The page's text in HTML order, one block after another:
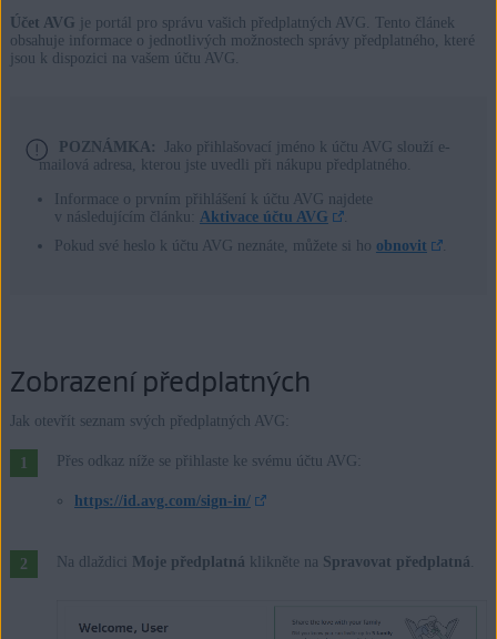
Produkty:
Všechny podporované operační systémy
Účet AVG je portál pro správu vašich předplatných AVG. Tento článek
obsahuje informace o jednotlivých možnostech správy předplatného, které
jsou k dispozici na vašem účtu AVG.
POZNÁMKA:
Jako přihlašovací jméno k účtu AVG slouží e-
mailová adresa, kterou jste uvedli při nákupu předplatného.
Informace o prvním přihlášení k účtu AVG najdete
v následujícím článku: Aktivace účtu AVG
.
Pokud své heslo k účtu AVG neznáte, můžete si ho obnovit .
Zobrazení předplatných
Jak otevřít seznam svých předplatných AVG:
Přes odkaz níže se přihlaste ke svému účtu AVG:
https://id.avg.com/sign-in/
Na dlaždici Moje předplatná klikněte na Spravovat předplatná.